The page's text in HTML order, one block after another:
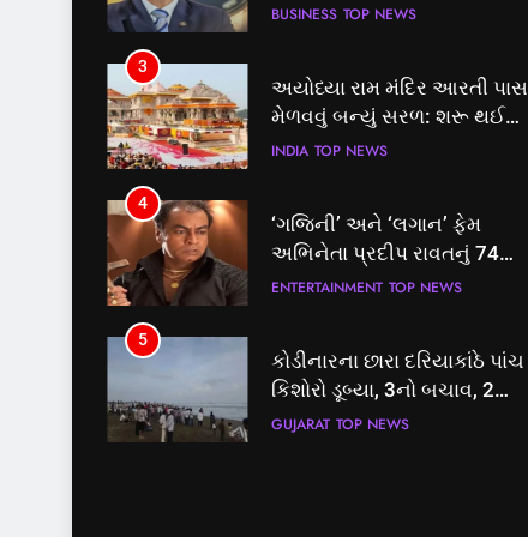
BUSINESS TOP NEWS
3
અયોધ્યા રામ મંદિર આરતી પાસ
મેળવવું બન્યું સરળ: શરૂ થઈ
તત્કાલ સુવિધા, જાણો સંપૂર્ણ
INDIA TOP NEWS
4
‘ગજિની’ અને ‘લગાન’ ફેમ
અભિનેતા પ્રદીપ રાવતનું 74
વર્ષની વયે નિધન, બ્લડ કેન્સર
ENTERTAINMENT TOP NEWS
5
કોડીનારના છારા દરિયાકાંઠે પાંચ
કિશોરો ડૂબ્યા, 3નો બચાવ, 2
લાપતા
GUJARAT TOP NEWS